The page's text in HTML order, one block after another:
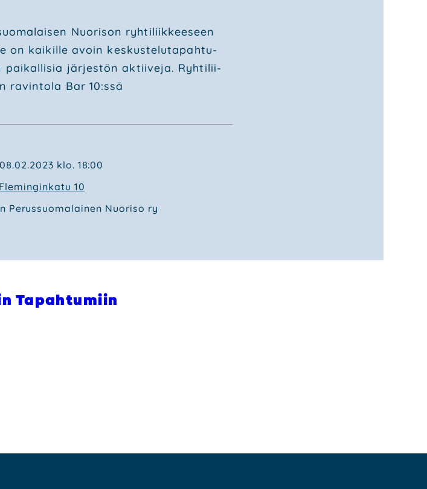
Nuo­ri­son ryh­ti­liik­kee­seen
on kai­kil­le avoin kes­kus­te­lu­ta­pah­tu­
pai­kal­li­sia jär­jes­tön aktii­ve­ja. Ryh­ti­lii­
ravin­to­la Bar 10:ssä
08.02.2023 klo. 18:00
Fleminginkatu 10
Perussuomalainen Nuoriso ry
Tapahtumiin